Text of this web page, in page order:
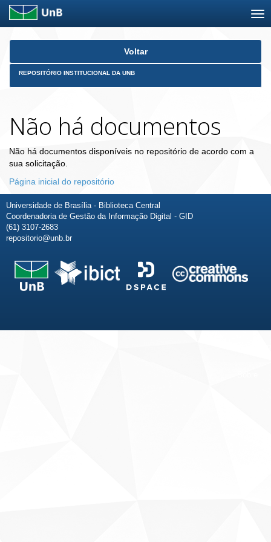
Skip
Voltar
REPOSITÓRIO INSTITUCIONAL DA UNB
Não há documentos
Não há documentos disponíveis no repositório de acordo com a
sua solicitação.
Página inicial do repositório
Universidade de Brasília - Biblioteca Central
Coordenadoria de Gestão da Informação Digital - GID
(61) 3107-2683
repositorio@unb.br